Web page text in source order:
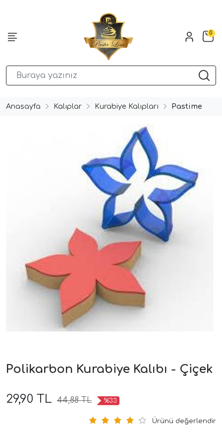
0
Anasayfa Kalıplar Kurabiye Kalıpları Pastime
Polikarbon Kurabiye Kalıbı - Çiçek
29,90 TL 44,88 TL %33
Ürünü değerlendir